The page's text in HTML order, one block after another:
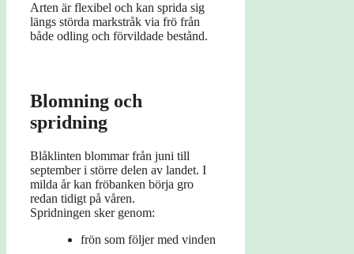
Arten är flexibel och kan sprida sig
längs störda markstråk via frö från
både odling och förvildade bestånd.
Blomning och
spridning
Blåklinten blommar från juni till
september i större delen av landet. I
milda år kan fröbanken börja gro
redan tidigt på våren.
Spridningen sker genom:
frön som följer med vinden